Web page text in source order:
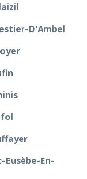
D'Ambel
Eusèbe-En-